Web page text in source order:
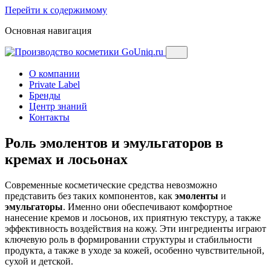
Перейти к содержимому
Основная навигация
О компании
Private Label
Бренды
Центр знаний
Контакты
Роль эмолентов и эмульгаторов в
кремах и лосьонах
Современные косметические средства невозможно
представить без таких компонентов, как эмоленты и
эмульгаторы. Именно они обеспечивают комфортное
нанесение кремов и лосьонов, их приятную текстуру, а также
эффективность воздействия на кожу. Эти ингредиенты играют
ключевую роль в формировании структуры и стабильности
продукта, а также в уходе за кожей, особенно чувствительной,
сухой и детской.